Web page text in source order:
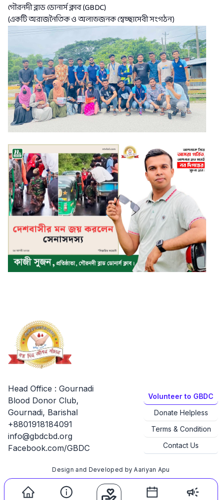
গৌরনদী ব্লাড ডোনার্স ক্লাব (GBDC)
(একটি অরাজনৈতিক ও অলাভজনক স্বেচ্ছাসেবী সংগঠন)
Head Office : Gournadi
Blood Donor Club,
Gournadi, Barishal
+8801918184091
info@gbdcbd.org
Facebook.com/GBDC
Volunteer to GBDC
Donate Helpless
Terms & Condition
Contact Us
Design and Developed by Aariyan Apu